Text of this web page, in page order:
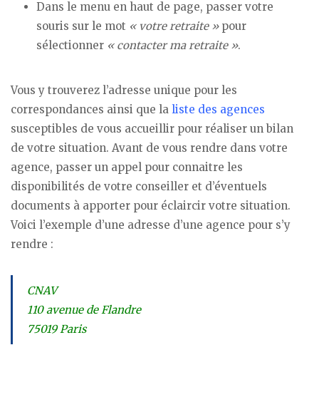
Dans le menu en haut de page, passer votre
souris sur le mot « votre retraite »pour
sélectionner « contacter ma retraite ».
Vous y trouverez l’adresse unique pour les
correspondances ainsi que la liste des agences
susceptibles de vous accueillir pour réaliser un bilan
de votre situation. Avant de vous rendre dans votre
agence, passer un appel pour connaitre les
disponibilités de votre conseiller et d’éventuels
documents à apporter pour éclaircir votre situation.
Voici l’exemple d’une adresse d’une agence pour s’y
rendre :
CNAV
110 avenue de Flandre
75019 Paris